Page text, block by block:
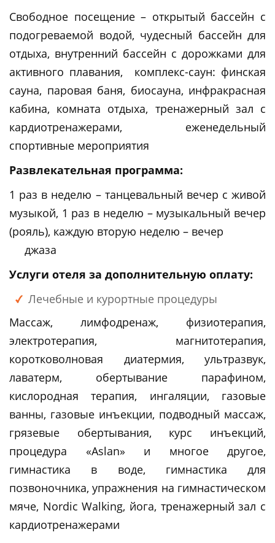
Свободное посещение – открытый бассейн с
подогреваемой водой, чудесный бассейн для
отдыха, внутренний бассейн с дорожками для
активного плавания, комплекс-саун: финская
сауна, паровая баня, биосауна, инфракрасная
кабина, комната отдыха, тренажерный зал с
кардиотренажерами, еженедельный
спортивные мероприятия
Развлекательная программа:
1 раз в неделю – танцевальный вечер с живой
музыкой, 1 раз в неделю – музыкальный вечер
(рояль), каждую вторую неделю – вечер
джаза
Услуги отеля за дополнительную оплату:
Лечебные и курортные процедуры
Массаж, лимфодренаж, физиотерапия,
электротерапия, магнитотерапия,
коротковолновая диатермия, ультразвук,
лаватерм, обертывание парафином,
кислородная терапия, ингаляции, газовые
ванны, газовые инъекции, подводный массаж,
грязевые обертывания, курс инъекций,
процедура «Aslan» и многое другое,
гимнастика в воде, гимнастика для
позвоночника, упражнения на гимнастическом
мяче, Nordic Walking, йога, тренажерный зал с
кардиотренажерами